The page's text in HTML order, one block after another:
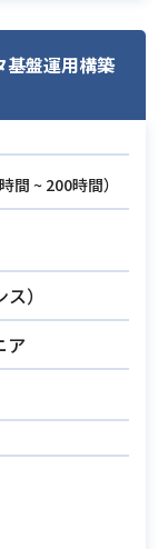
環境へ移行す
画いただける
およびSQLを
盤運用構築
間 ~ 200時間）
）
ア